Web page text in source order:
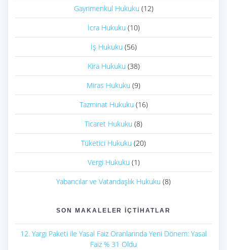
Gayrimenkul Hukuku (12)
İcra Hukuku (10)
İş Hukuku (56)
Kira Hukuku (38)
Miras Hukuku (9)
Tazminat Hukuku (16)
Ticaret Hukuku (8)
Tüketici Hukuku (20)
Vergi Hukuku (1)
Yabancılar ve Vatandaşlık Hukuku (8)
SON MAKALELER İÇTIHATLAR
12. Yargı Paketi ile Yasal Faiz Oranlarında Yeni Dönem: Yasal
Faiz % 31 Oldu